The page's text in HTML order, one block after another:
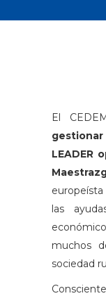
El
LEADER
las
muchos
sociedad